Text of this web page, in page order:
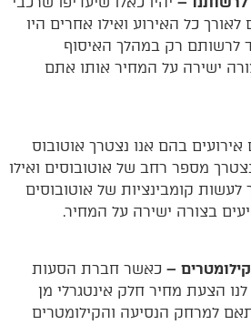
כל האירוע ואילו אחרים היו
לרשותם רק במהלך האיסוף
ישירה על המחיר אותו אתם
אירועים בהם אנו נצטרך אוטובוס
מספר רחב של אוטובוסים ואילו
לעשות קומבינציות של אוטובוסים
בצורה ישירה על המחיר.
– כאשר חברת הסעות
הצעת מחיר חלק אינטגרלי מן
למרחק הנסיעה והקילומטרים